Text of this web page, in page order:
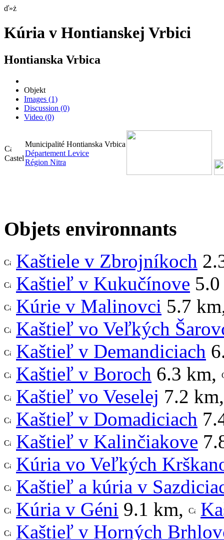
ď»ż
Kúria v Hontianskej Vrbici
Hontianska Vrbica
Objekt
Images (1)
Discussion (0)
Video (0)
Castel
Municipalité Hontianska Vrbica
Département Levice
Région Nitra
Objets environnants
Kaštiele v Zbrojníkoch
Kaštieľ v Kukučínove
Kúrie v Malinovci 5.7 km
Kaštieľ vo Veľkých
Kaštieľ v Demandiciach
Kaštieľ v Boroch 6.3 km,
Kaštieľ vo Veselej 7.2 km,
Kaštieľ v Domadiciach
Kaštieľ v Kalinčiakove
Kúria vo Veľkých
Kaštieľ a kúria v
Kúria v Géni 9.1 km,
Kaštieľ v Horných